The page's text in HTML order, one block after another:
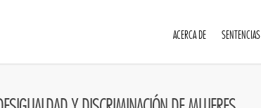
ACERCA DE SENTENCIAS